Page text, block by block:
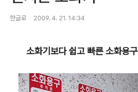
한글로 2009. 4. 21. 14:34
소화기보다 쉽고 빠른 소화용